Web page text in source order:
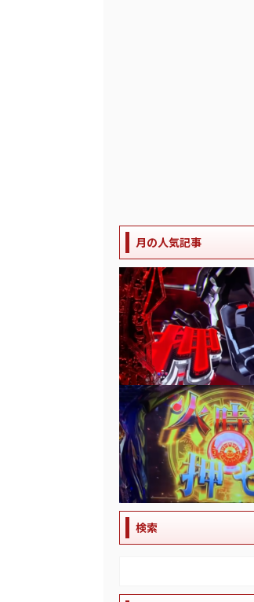
月の人気記事
検索